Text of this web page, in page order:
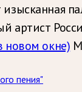
артист
новом окне)
пения"